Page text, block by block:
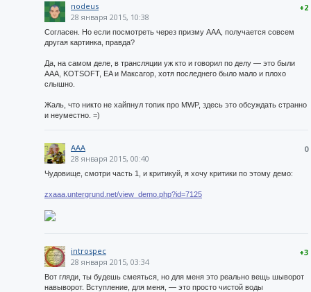
+2
nodeus
28 января 2015, 10:38
Согласен. Но если посмотреть через призму ААА, получается совсем
другая картинка, правда?
Да, на самом деле, в трансляции уж кто и говорил по делу — это были
ААА, KOTSOFT, EA и Максагор, хотя последнего было мало и плохо
слышно.
Жаль, что никто не хайпнул топик про MWP, здесь это обсуждать странно
и неуместно. =)
0
AAA
28 января 2015, 00:40
Чудовище, смотри часть 1, и критикуй, я хочу критики по этому демо:
zxaaa.untergrund.net/view_demo.php?id=7125
+3
introspec
28 января 2015, 03:34
Вот гляди, ты будешь смеяться, но для меня это реально вещь шыворот
навыворот. Вступление, для меня, — это просто чистой воды